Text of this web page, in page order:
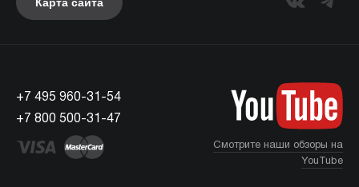
+7 495 960-31-54
+7 800 500-31-47
Смотрите наши обзоры на
YouTube